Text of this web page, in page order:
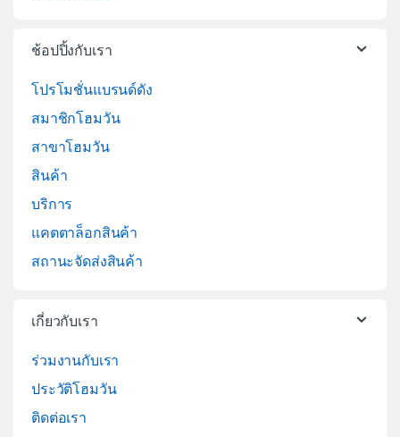
ช้อปปิ้งกับเรา
โปรโมชั่นแบรนด์ดัง
สมาชิกโฮมวัน
สาขาโฮมวัน
สินค้า
บริการ
แคตตาล็อกสินค้า
สถานะจัดส่งสินค้า
เกี่ยวกับเรา
ร่วมงานกับเรา
ประวัติโฮมวัน
ติดต่อเรา